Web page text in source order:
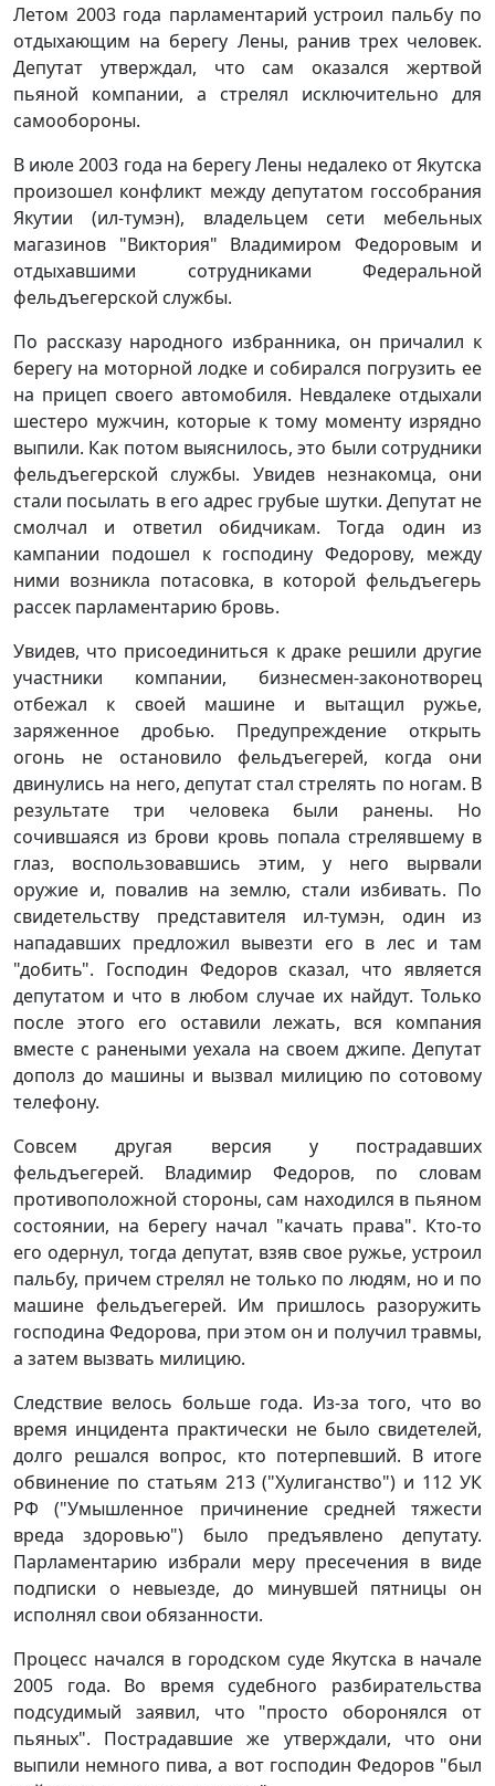
Летом 2003 года парламентарий устроил пальбу по
отдыхающим на берегу Лены, ранив трех человек.
Депутат утверждал, что сам оказался жертвой
пьяной компании, а стрелял исключительно для
самообороны.
В июле 2003 года на берегу Лены недалеко от Якутска
произошел конфликт между депутатом госсобрания
Якутии (ил-тумэн), владельцем сети мебельных
магазинов "Виктория" Владимиром Федоровым и
отдыхавшими сотрудниками Федеральной
фельдъегерской службы.
По рассказу народного избранника, он причалил к
берегу на моторной лодке и собирался погрузить ее
на прицеп своего автомобиля. Невдалеке отдыхали
шестеро мужчин, которые к тому моменту изрядно
выпили. Как потом выяснилось, это были сотрудники
фельдъегерской службы. Увидев незнакомца, они
стали посылать в его адрес грубые шутки. Депутат не
смолчал и ответил обидчикам. Тогда один из
кампании подошел к господину Федорову, между
ними возникла потасовка, в которой фельдъегерь
рассек парламентарию бровь.
Увидев, что присоединиться к драке решили другие
участники компании, бизнесмен-законотворец
отбежал к своей машине и вытащил ружье,
заряженное дробью. Предупреждение открыть
огонь не остановило фельдъегерей, когда они
двинулись на него, депутат стал стрелять по ногам. В
результате три человека были ранены. Но
сочившаяся из брови кровь попала стрелявшему в
глаз, воспользовавшись этим, у него вырвали
оружие и, повалив на землю, стали избивать. По
свидетельству представителя ил-тумэн, один из
нападавших предложил вывезти его в лес и там
"добить". Господин Федоров сказал, что является
депутатом и что в любом случае их найдут. Только
после этого его оставили лежать, вся компания
вместе с ранеными уехала на своем джипе. Депутат
дополз до машины и вызвал милицию по сотовому
телефону.
Совсем другая версия у пострадавших
фельдъегерей. Владимир Федоров, по словам
противоположной стороны, сам находился в пьяном
состоянии, на берегу начал "качать права". Кто-то
его одернул, тогда депутат, взяв свое ружье, устроил
пальбу, причем стрелял не только по людям, но и по
машине фельдъегерей. Им пришлось разоружить
господина Федорова, при этом он и получил травмы,
а затем вызвать милицию.
Следствие велось больше года. Из-за того, что во
время инцидента практически не было свидетелей,
долго решался вопрос, кто потерпевший. В итоге
обвинение по статьям 213 ("Хулиганство") и 112 УК
РФ ("Умышленное причинение средней тяжести
вреда здоровью") было предъявлено депутату.
Парламентарию избрали меру пресечения в виде
подписки о невыезде, до минувшей пятницы он
исполнял свои обязанности.
Процесс начался в городском суде Якутска в начале
2005 года. Во время судебного разбирательства
подсудимый заявил, что "просто оборонялся от
пьяных". Пострадавшие же утверждали, что они
выпили немного пива, а вот господин Федоров "был